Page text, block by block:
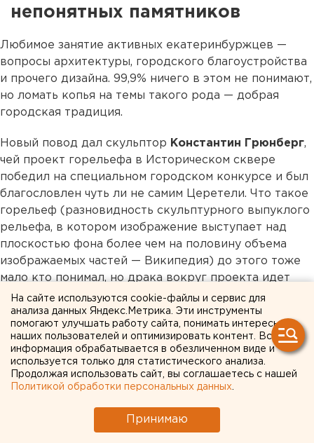
непонятных памятников
Любимое занятие активных екатеринбуржцев —
вопросы архитектуры, городского благоустройства
и прочего дизайна. 99,9% ничего в этом не понимают,
но ломать копья на темы такого рода — добрая
городская традиция.
Новый повод дал скульптор Константин Грюнберг,
чей проект горельефа в Историческом сквере
победил на специальном городском конкурсе и был
благословлен чуть ли не самим Церетели. Что такое
горельеф (разновидность скульптурного выпуклого
рельефа, в котором изображение выступает над
плоскостью фона более чем на половину объема
изображаемых частей — Википедия) до этого тоже
мало кто понимал, но драка вокруг проекта идет
яростная.
Главное, что непонятно, — и об этом я уже
писал — есть ли вообще в Екатеринбурге
система установки памятников, стел,
скульптур и прочих горельефов. Как это
все работает?
Вот с месяц назад на проспекте Ленина, в нишах
На сайте используются cookie-файлы и сервис для
анализа данных Яндекс.Метрика. Эти инструменты
помогают улучшать работу сайта, понимать интересы
наших пользователей и оптимизировать контент. Вся
информация обрабатывается в обезличенном виде и
используется только для статистического анализа.
Продолжая использовать сайт, вы соглашаетесь с нашей
Политикой обработки персональных данных
Принимаю